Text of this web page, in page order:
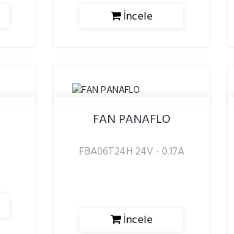
İncele
FAN PANAFLO
FBA06T24H 24V - 0.17A
İncele